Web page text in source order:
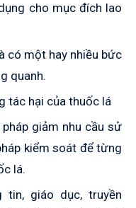
cho mục đích lao
có một hay nhiều bức
quanh.
tác hại của thuốc lá
giảm nhu cầu sử
kiểm soát để từng
lá.
tin, giáo dục, truyền